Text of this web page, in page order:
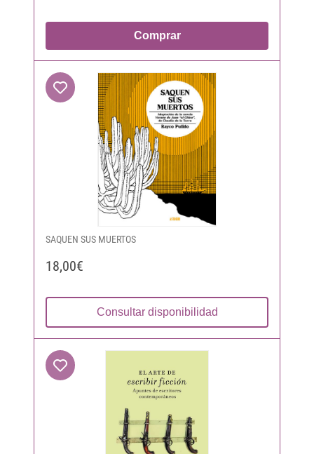
Comprar
SAQUEN SUS MUERTOS
18,00€
Consultar disponibilidad